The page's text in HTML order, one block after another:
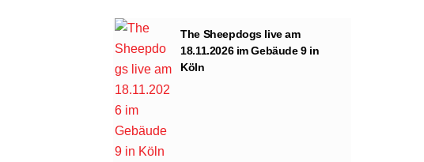
The Sheepdogs live am
18.11.2026 im Gebäude 9 in
Köln